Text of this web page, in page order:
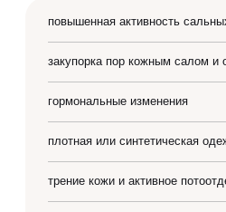
Программа
СМИ о нас
Блог
Образование
повышенная активность
закупорка пор кожным салом и
гормональные изменения
плотная или синтетическая
трение кожи и активное